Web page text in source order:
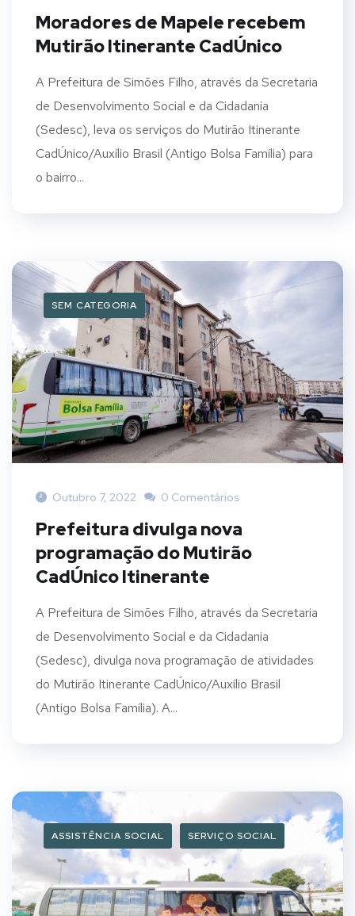
Moradores de Mapele recebem
Mutirão Itinerante CadÚnico
A Prefeitura de Simões Filho, através da Secretaria
de Desenvolvimento Social e da Cidadania
(Sedesc), leva os serviços do Mutirão Itinerante
CadÚnico/Auxílio Brasil (Antigo Bolsa Família) para
o bairro...
SEM CATEGORIA
Outubro 7, 2022 0 Comentários
Prefeitura divulga nova
programação do Mutirão
CadÚnico Itinerante
A Prefeitura de Simões Filho, através da Secretaria
de Desenvolvimento Social e da Cidadania
(Sedesc), divulga nova programação de atividades
do Mutirão Itinerante CadÚnico/Auxílio Brasil
(Antigo Bolsa Família). A...
ASSISTÊNCIA SOCIAL SERVIÇO SOCIAL